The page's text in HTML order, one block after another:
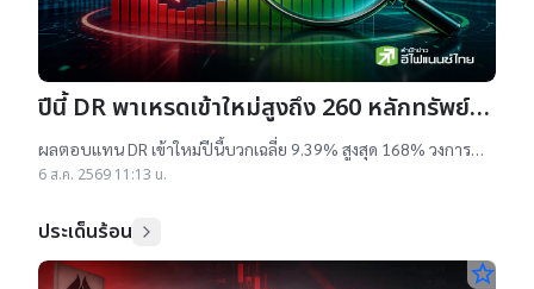
ปีนี้ DR พาเหรดเข้าใหม่สูงถึง 260 หลักทรัพย์
ผลตอบแทนบวกเฉลี่ย 9% สูงสุด 168%
ผลตอบแทน DR เข้าใหม่ปีนี้บวกเฉลี่ย 9.39% สูงสุด 168% วงการ
เผยสาเหตุออกใหม่จำนวนมาก เป็นไปตามความต้องการลงทุนหุ้น
6 ส.ค. 2569 11:13 น.
ประเด็นร้อน
star_border